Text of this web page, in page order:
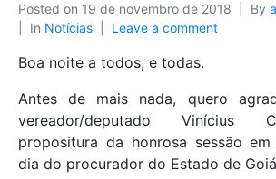
Posted on 19 de novembro de 2018 By
In Notícias Leave a comment
Boa noite a todos, e todas.
Antes de mais nada, quero
vereador/deputado Vinícius
propositura da honrosa sessão em
dia do procurador do Estado de